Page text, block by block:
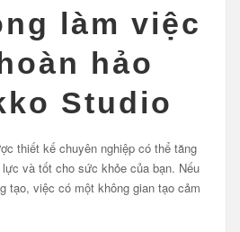
làm việc
hảo
Studio
thiết kế chuyên nghiệp có thể tăng
và tốt cho sức khỏe của bạn. Nếu
tạo, việc có một không gian tạo cảm